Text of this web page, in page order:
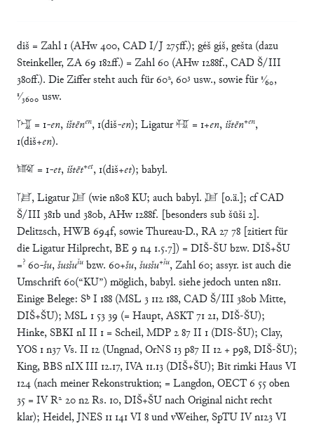
diš = Zahl 1 (AHw 400, CAD I/J 275ff.); géš gíš, gešta (dazu
Steinkeller, ZA 69 182ff.) = Zahl 60 (AHw 1288f., CAD Š/III
380ff.). Die Ziffer steht auch für 60², 60³ usw., sowie für ¹⁄₆₀,
¹⁄₃₆₀₀ usw.
𒁹𒂗 = 1-en, ištēnen, 1(diš-en); Ligatur 􀀺 = 1+en, ištēn+en,
1(diš+en).
􀂙 = 1-et, ištēt+et, 1(diš+et); babyl.
𒁹𒋗, Ligatur 𒍵 (wie n808 KU; auch babyl. 𒍵 [o.ä.]; cf CAD
Š/III 381b und 380b, AHw 1288f. [besonders sub šūši 2].
Delitzsch, HWB 694f, sowie Thureau-D., RA 27 78 [zitiert für
die Ligatur Hilprecht, BE 9 n4 1.5.7]) = DIŠ-ŠU bzw. DIŠ+ŠU
=? 60-šu,šusšušu bzw. 60+šu,šusšu+šu, Zahl 60; assyr. ist auch die
Umschrift 60(“KU”) möglich, babyl. siehe jedoch unten n811.
Einige Belege: Sᵇ I 188 (MSL 3 112 188, CAD Š/III 380b Mitte,
DIŠ+ŠU); MSL 1 53 39 (= Haupt, ASKT 71 21, DIŠ-ŠU);
Hinke, SBKI nI II 1 = Scheil, MDP 2 87 II 1 (DIS-ŠU); Clay,
YOS 1 n37 Vs. II 12 (Ungnad, OrNS 13 p87 II 12 + p98, DIŠ-ŠU);
King, BBS nIX III 12.17, IVA 11.13 (DIŠ+ŠU); Bīt rimki Haus VI
124 (nach meiner Rekonstruktion; = Langdon, OECT 6 55 oben
35 = IV R² 20 n2 Rs. 10, DIŠ+ŠU nach Original nicht recht
klar); Heidel, JNES 11 141 VI 8 und vWeiher, SpTU IV n123 VI